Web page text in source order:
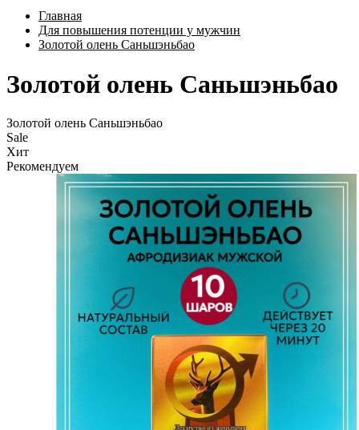
Главная
Для повышения потенции у мужчин
Золотой олень Саньшэньбао
Золотой олень Саньшэньбао
Золотой олень Саньшэньбао
Sale
Хит
Рекомендуем